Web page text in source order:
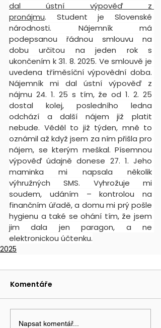
dal ústní výpověď z
pronájmu. Student je Slovenské
národnosti. Nájemník má
podepsanou řádnou smlouvu na
dobu určitou na jeden rok s
ukončením k 31. 8. 2025. Ve smlouvě je
uvedena tříměsíční výpovědní doba.
Nájemník mi dal ústní výpověď z
nájmu 24. 1. 25 s tím, že od 1. 2. 25
dostal kolej, posledního ledna
odchází a další nájem již platit
nebude. Věděl to již týden, mně to
oznámil až když jsem za ním přišla pro
nájem, se kterým meškal. Písemnou
výpověď údajně donese 27. 1. Jeho
maminka mi napsala několik
výhružných SMS. Vyhrožuje mi
soudem, udáním – kontrolou na
finančním úřadě, a domu mi prý pošle
hygienu a také se ohání tím, že jsem
jim dala jen paragon, a ne
elektronickou účtenku.
2025
Komentáře
Napsat komentář...